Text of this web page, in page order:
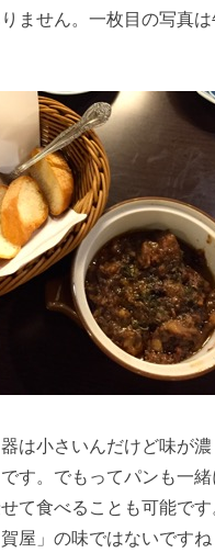
ません。一枚目の写真
は小さいんだけど味が
す。でもってパンも一緒
て食べることも可能で
屋」の味ではないですね